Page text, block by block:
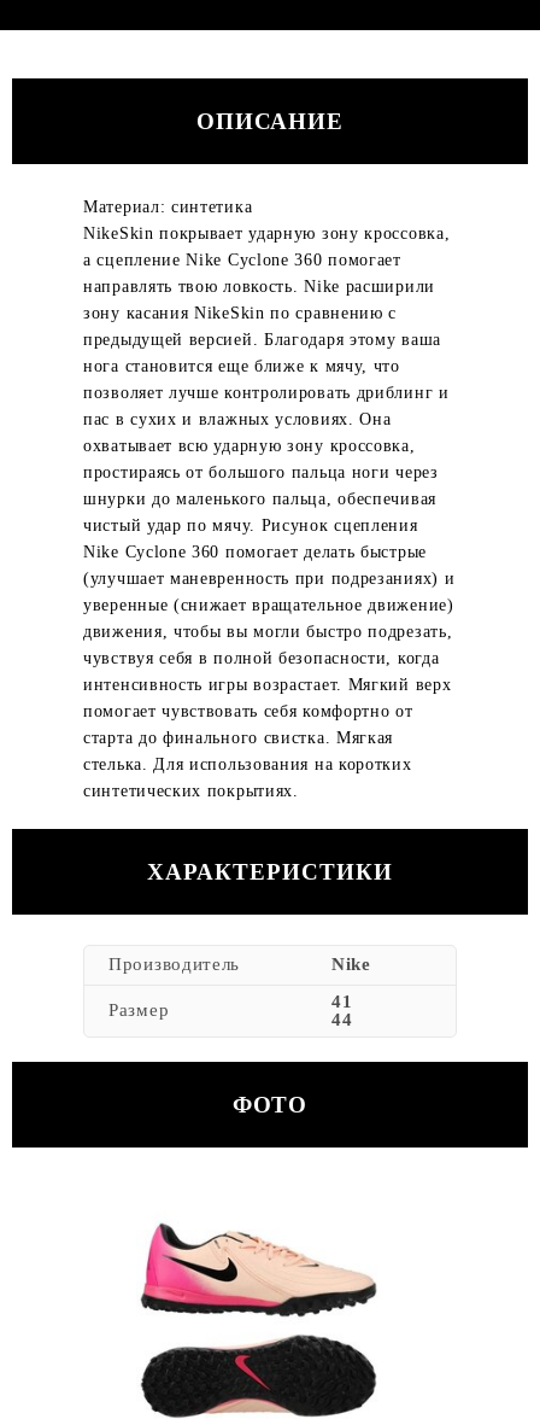
ОПИСАНИЕ
Материал: синтетика
NikeSkin покрывает ударную зону кроссовка,
а сцепление Nike Cyclone 360 помогает
направлять твою ловкость. Nike расширили
зону касания NikeSkin по сравнению с
предыдущей версией. Благодаря этому ваша
нога становится еще ближе к мячу, что
позволяет лучше контролировать дриблинг и
пас в сухих и влажных условиях. Она
охватывает всю ударную зону кроссовка,
простираясь от большого пальца ноги через
шнурки до маленького пальца, обеспечивая
чистый удар по мячу. Рисунок сцепления
Nike Cyclone 360 помогает делать быстрые
(улучшает маневренность при подрезаниях) и
уверенные (снижает вращательное движение)
движения, чтобы вы могли быстро подрезать,
чувствуя себя в полной безопасности, когда
интенсивность игры возрастает. Мягкий верх
помогает чувствовать себя комфортно от
старта до финального свистка. Мягкая
стелька. Для использования на коротких
синтетических покрытиях.
ХАРАКТЕРИСТИКИ
Производитель Nike
Размер
41
44
ФОТО